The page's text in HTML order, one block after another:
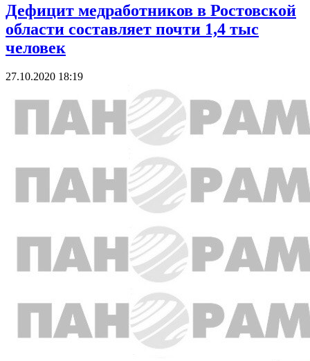
Дефицит медработников в Ростовской
области составляет почти 1,4 тыс
человек
27.10.2020 18:19